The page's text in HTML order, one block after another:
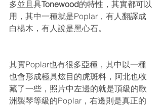
多並且具Tonewood的特性，其實都可以
用，其中一種就是Poplar，有人翻譯成
白楊木，有人說是黑心石。
其實Poplar也有很多亞種，其中以一種
也會形成極具炫目的虎斑料，阿北也收
藏了一些，照片中左邊的就是頂級的歐
洲製琴等級的Poplar，右邊則是真正的